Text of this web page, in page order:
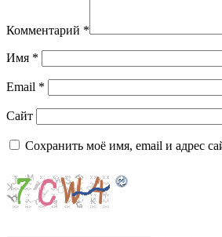
Комментарий *
Имя *
Email *
Сайт
Сохранить моё имя, email и адрес